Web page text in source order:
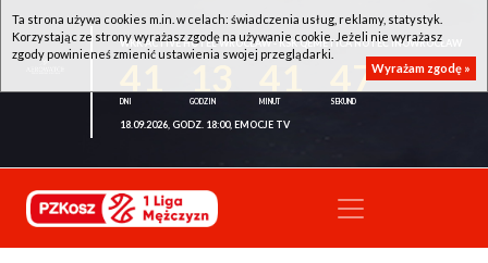
WKK ACTIVE HOTEL WROCŁAW - KSK QEMETICA NOTEĆ INOWROCŁAW
47
18.09.2026, GODZ. 18:00, EMOCJE TV
Ta strona używa cookies m.in. w celach: świadczenia usług, reklamy, statystyk.
Korzystając ze strony wyrażasz zgodę na używanie cookie. Jeżeli nie wyrażasz
zgody powinieneś zmienić ustawienia swojej przeglądarki.
Wyrażam zgodę »